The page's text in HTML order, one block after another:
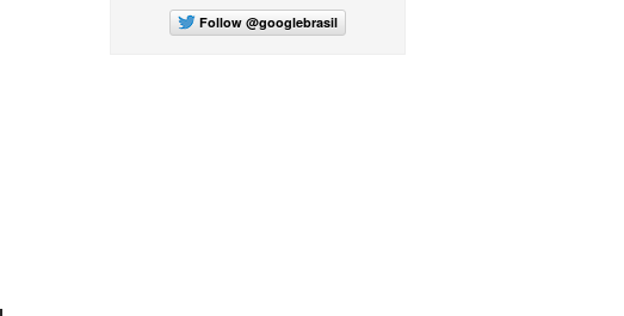
Follow @googlebrasil